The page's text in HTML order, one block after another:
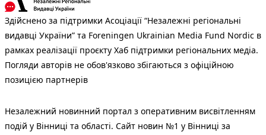
Здійснено за підтримки Асоціації “Незалежні регіональні
видавці України” та Foreningen Ukrainian Media Fund Nordic в
рамках реалізації проєкту Хаб підтримки регіональних медіа.
Погляди авторів не обов'язково збігаються з офіційною
позицією партнерів
Незалежний новинний портал з оперативним висвітленням
подій у Вінниці та області. Сайт новин №1 у Вінниці за